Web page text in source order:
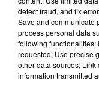
Lecture (2
100%
100% radio les
detect fraud, and fix
Save and communicate
process personal data
following functionalities:
requested; Use precise
other data sources;
information transmitted